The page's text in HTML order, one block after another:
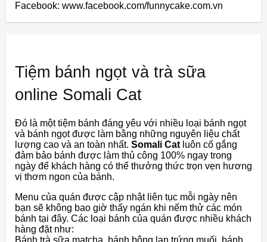
Facebook: www.facebook.com/funnycake.com.vn
Tiệm bánh ngọt và trà sữa
online Somali Cat
Đó là một tiệm bánh đáng yêu với nhiều loại bánh ngọt
và bánh ngọt được làm bằng những nguyên liệu chất
lượng cao và an toàn nhất. Somali Cat luôn cố gắng
đảm bảo bánh được làm thủ công 100% ngay trong
ngày để khách hàng có thể thưởng thức trọn vẹn hương
vị thơm ngon của bánh.
Menu của quán được cập nhật liên tục mỗi ngày nên
bạn sẽ không bao giờ thấy ngán khi nếm thử các món
bánh tại đây. Các loại bánh của quán được nhiều khách
hàng đặt như: